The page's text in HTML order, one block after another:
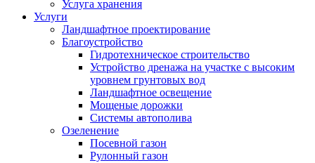
Услуга хранения
Услуги
Ландшафтное проектирование
Благоустройство
Гидротехническое строительство
Устройство дренажа на участке с высоким
уровнем грунтовых вод
Ландшафтное освещение
Мощеные дорожки
Системы автополива
Озеленение
Посевной газон
Рулонный газон